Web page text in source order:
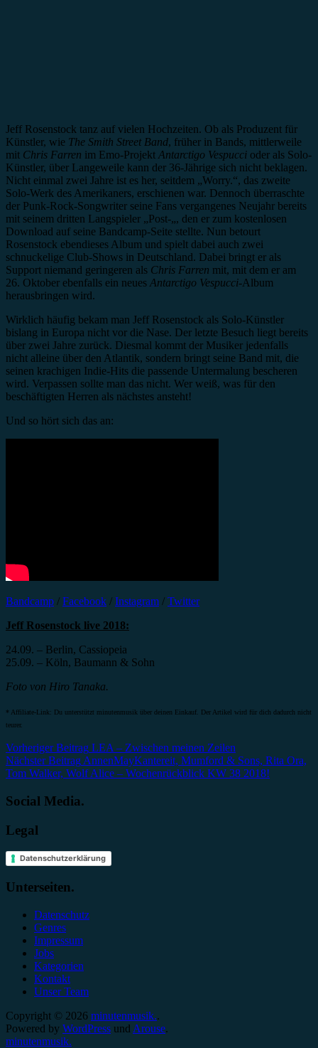
Jeff Rosenstock tanz auf vielen Hochzeiten. Ob als Produzent für
Künstler, wie The Smith Street Band, früher in Bands, mittlerweile
mit Chris Farren im Emo-Projekt Antarctigo Vespucci oder als Solo-
Künstler, über Langeweile kann der 36-Jährige sich nicht beklagen.
Nicht einmal zwei Jahre ist es her, seitdem „Worry.“, das zweite
Solo-Werk des Amerikaners, erschienen war. Dennoch überraschte
der Punk-Rock-Songwriter seine Fans vergangenes Neujahr bereits
mit seinem dritten Langspieler „Post-„, den er zum kostenlosen
Download auf seine Bandcamp-Seite stellte. Nun betourt
Rosenstock ebendieses Album und spielt dabei auch zwei
schnuckelige Club-Shows in Deutschland. Dabei bringt er als
Support niemand geringeren als Chris Farren mit, mit dem er am
26. Oktober ebenfalls ein neues Antarctigo Vespucci-Album
herausbringen wird.
Wirklich häufig bekam man Jeff Rosenstock als Solo-Künstler
bislang in Europa nicht vor die Nase. Der letzte Besuch liegt bereits
über zwei Jahre zurück. Diesmal kommt der Musiker jedenfalls
nicht alleine über den Atlantik, sondern bringt seine Band mit, die
seinen krachigen Indie-Hits die passende Untermalung bescheren
wird. Verpassen sollte man das nicht. Wer weiß, was für den
beschäftigten Herren als nächstes ansteht!
Und so hört sich das an:
Bandcamp / Facebook / Instagram / Twitter
Jeff Rosenstock live 2018:
24.09. – Berlin, Cassiopeia
25.09. – Köln, Baumann & Sohn
Foto von Hiro Tanaka.
* Affiliate-Link: Du unterstützt minutenmusik über deinen Einkauf. Der Artikel wird für dich dadurch nicht
teurer.
Beitragsnavigation
Vorheriger Beitrag LEA – Zwischen meinen Zeilen
Nächster Beitrag AnnenMayKantereit, Mumford & Sons, Rita Ora,
Tom Walker, Wolf Alice – Wochenrückblick KW 38 2018!
Social Media.
Legal
Datenschutzerklärung
Unterseiten.
Datenschutz
Genres
Impressum
Jobs
Kategorien
Kontakt
Unser Team
Copyright © 2026 minutenmusik..
Powered by WordPress und Arouse.
minutenmusik.